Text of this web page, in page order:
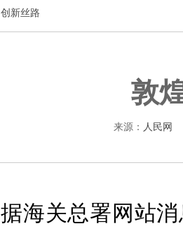
创新丝路
敦
来源： 人民网
据海关总署网站